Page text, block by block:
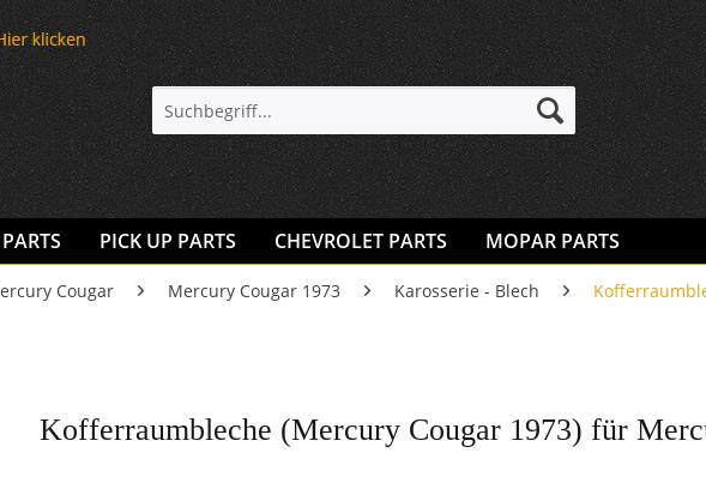
PICK UP PARTS CHEVROLET PARTS MOPAR PARTS
Cougar Mercury Cougar 1973 Karosserie - Blech
Kofferraumbleche (Mercury Cougar 1973) für